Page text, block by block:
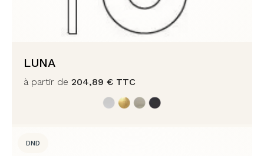
LUNA
à partir de 204,89 € TTC
DND